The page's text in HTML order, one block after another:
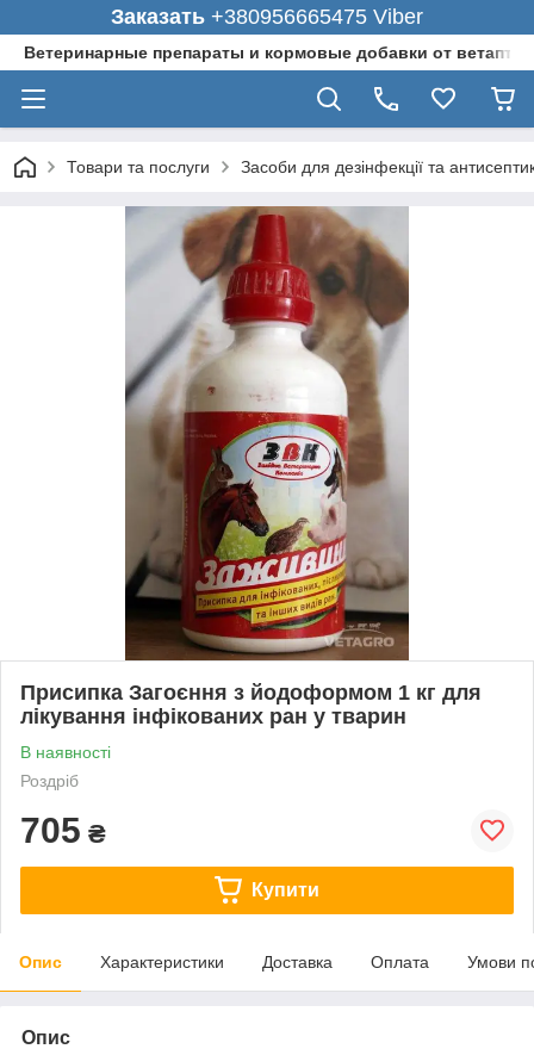
Заказать +380956665475 Viber
Ветеринарные препараты и кормовые добавки от
Товари та послуги Засоби для дезінфекції та
Присипка Загоєння з йодоформом 1 кг для
лікування інфікованих ран у тварин
В наявності
Роздріб
705 ₴
Купити
Опис Характеристики Доставка Оплата Умови
Опис